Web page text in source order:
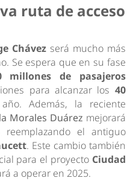
ruta de acceso
Chávezserá mucho más
Se espera que en su fase
millones de pasajeros
para alcanzar los 40
Además, la reciente
Morales Duárez mejorará
el antiguo
. Este cambio también
para el proyecto Ciudad
a operar en 2025.